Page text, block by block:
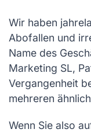
Wir haben
Abofallen und
Name des
Marketing SL,
Vergangenheit
mehreren
Wenn Sie also